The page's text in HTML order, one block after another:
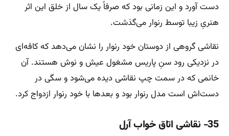
دست آورد و این زمانی بود که صرفاً یک سال از خلق این اثر
هنریِ زیبا توسط رنوار می‌گذشت.
نقاشی گروهی از دوستان خود رنوار را نشان می‌دهد که کافه‌ای
در نزدیکی رود سنِ پاریس مشغول عیش و نوش هستند. آن
خانمی که در سمت چپ نقاشی دیده می‌شود و سگی در
دست‌اش است مدل رنوار بود و بعدها با خود رنوار ازدواج کرد.
35- نقاشی اتاق خواب آرل